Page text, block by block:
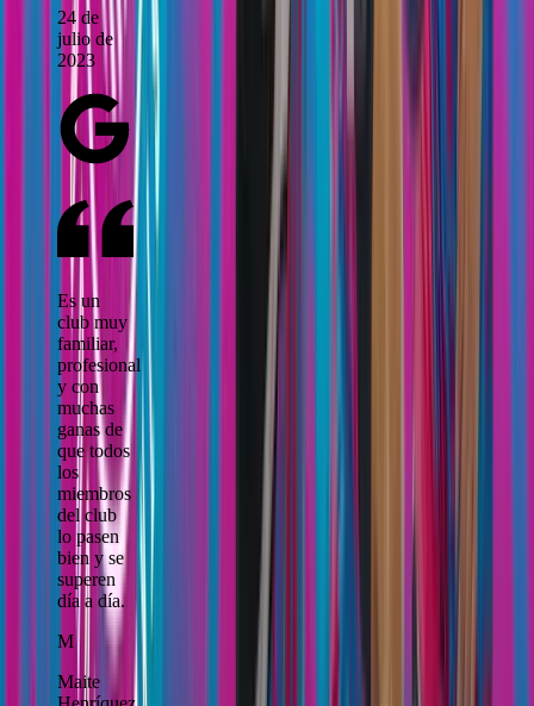
24 de
julio de
2023
Es un
club muy
familiar,
profesional
y con
muchas
ganas de
que todos
los
miembros
del club
lo pasen
bien y se
superen
día a día.
M
Maite